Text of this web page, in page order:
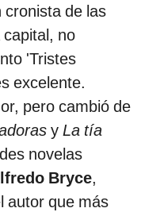
cronista de las
no
'Tristes
excelente.
pero cambió de
y La tía
novelas
Bryce,
autor que más